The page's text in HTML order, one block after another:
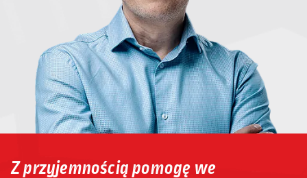
Z przyjemnością pomogę we